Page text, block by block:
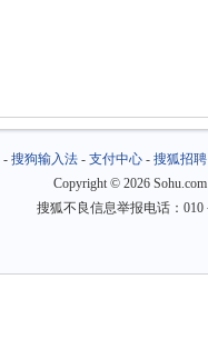
- 搜狗输入法- 支付中心- 搜狐招聘
Copyright © 2026
搜狐不良信息举报电话：010